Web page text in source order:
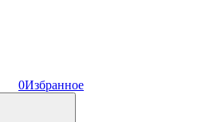
0Избранное